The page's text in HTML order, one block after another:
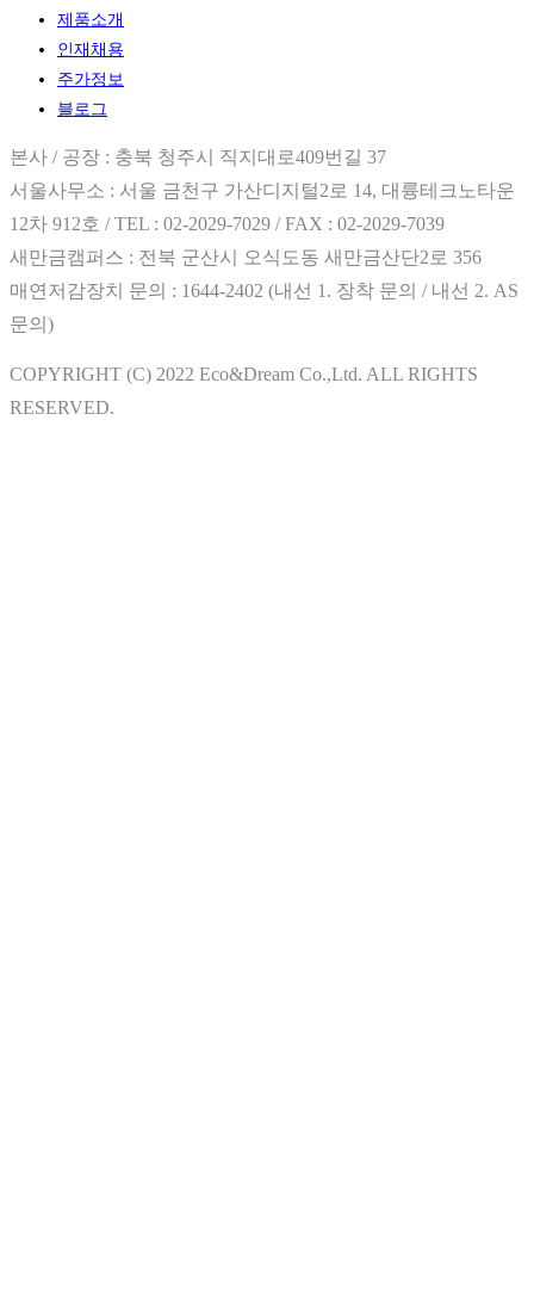
제품소개
인재채용
주가정보
블로그
본사 / 공장 : 충북 청주시 직지대로409번길 37
서울사무소 : 서울 금천구 가산디지털2로 14, 대륭테크노타운
12차 912호 / TEL : 02-2029-7029 / FAX : 02-2029-7039
새만금캠퍼스 : 전북 군산시 오식도동 새만금산단2로 356
매연저감장치 문의 : 1644-2402 (내선 1. 장착 문의 / 내선 2. AS
문의)
COPYRIGHT (C) 2022 Eco&Dream Co.,Ltd. ALL RIGHTS
RESERVED.